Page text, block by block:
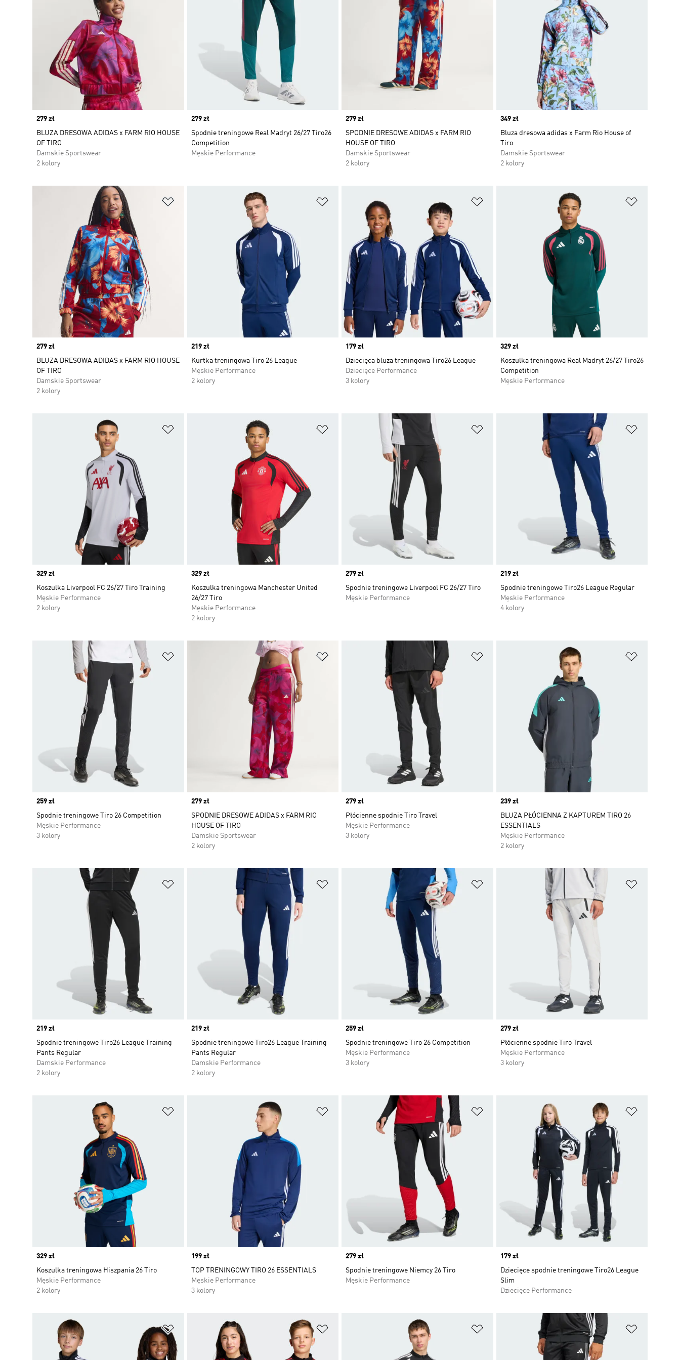
Price
279 zł
BLUZA DRESOWA ADIDAS x FARM RIO HOUSE
OF TIRO
Damskie Sportswear
2 kolory
Price
279 zł
Spodnie treningowe Real Madryt 26/27 Tiro26
Competition
Męskie Performance
Price
279 zł
SPODNIE DRESOWE ADIDAS x FARM RIO
HOUSE OF TIRO
Damskie Sportswear
2 kolory
Price
349 zł
Bluza dresowa adidas x Farm Rio House of
Tiro
Damskie Sportswear
2 kolory
Dodaj do listy życzeń
Price
279 zł
BLUZA DRESOWA ADIDAS x FARM RIO HOUSE
OF TIRO
Damskie Sportswear
2 kolory
Dodaj do listy życzeń
Price
219 zł
Kurtka treningowa Tiro 26 League
Męskie Performance
2 kolory
Price
179 zł
Dziecięca bluza treningowa Tiro26 League
Dziecięce Performance
3 kolory
Price
329 zł
Koszulka treningowa Real Madryt 26/27 Tiro26
Competition
Męskie Performance
Dodaj do listy życzeń
Price
329 zł
Koszulka Liverpool FC 26/27 Tiro Training
Męskie Performance
2 kolory
Dodaj do listy życzeń
Price
329 zł
Koszulka treningowa Manchester United
26/27 Tiro
Męskie Performance
2 kolory
Dodaj do listy życzeń
Price
279 zł
Spodnie treningowe Liverpool FC 26/27 Tiro
Męskie Performance
Price
219 zł
Spodnie treningowe Tiro26 League Regular
Męskie Performance
4 kolory
Price
259 zł
Spodnie treningowe Tiro 26 Competition
Męskie Performance
3 kolory
Dodaj do listy życzeń
Price
279 zł
SPODNIE DRESOWE ADIDAS x FARM RIO
HOUSE OF TIRO
Damskie Sportswear
2 kolory
Price
279 zł
Płócienne spodnie Tiro Travel
Męskie Performance
3 kolory
Price
239 zł
BLUZA PŁÓCIENNA Z KAPTUREM TIRO 26
ESSENTIALS
Męskie Performance
2 kolory
Dodaj do listy życzeń
Price
219 zł
Spodnie treningowe Tiro26 League Training
Pants Regular
Damskie Performance
2 kolory
Dodaj do listy życzeń
Price
219 zł
Spodnie treningowe Tiro26 League Training
Pants Regular
Damskie Performance
2 kolory
Dodaj do listy życzeń
Price
259 zł
Spodnie treningowe Tiro 26 Competition
Męskie Performance
3 kolory
Price
279 zł
Płócienne spodnie Tiro Travel
Męskie Performance
3 kolory
Price
329 zł
Koszulka treningowa Hiszpania 26 Tiro
Męskie Performance
2 kolory
Dodaj do listy życzeń
Price
199 zł
TOP TRENINGOWY TIRO 26 ESSENTIALS
Męskie Performance
3 kolory
Dodaj do listy życzeń
Price
279 zł
Spodnie treningowe Niemcy 26 Tiro
Męskie Performance
Price
179 zł
Dziecięce spodnie treningowe Tiro26 League
Slim
Dziecięce Performance
Dodaj do listy życzeń Dodaj do listy życzeń